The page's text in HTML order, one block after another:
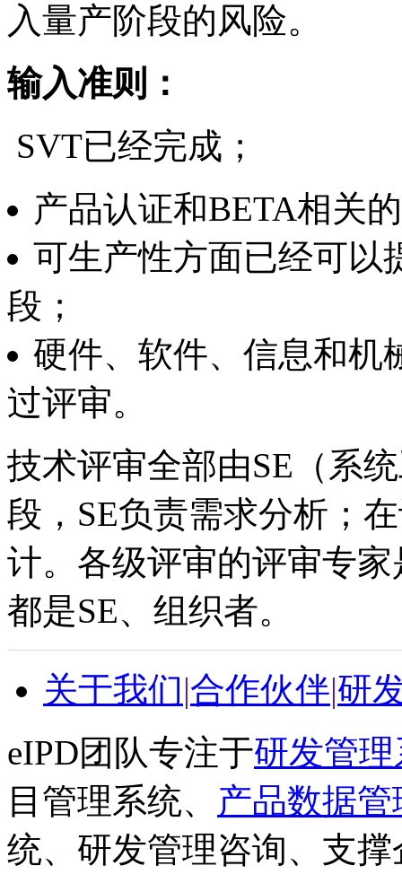
入量产阶段的风险。
输入准则：
SVT已经完成；
产品认证和BETA相关
可生产性方面已经可以
段；
硬件、软件、信息和机
过评审。
技术评审全部由SE（系
段，SE负责需求分析；
计。各级评审的评审专
都是SE、组织者。
关于我们|合作伙伴|研
eIPD团队专注于研发管
目管理系统、 产品数据管
统、研发管理咨询、支撑